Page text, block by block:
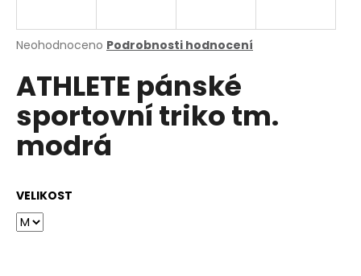
Průměrné
produktu
je
z
5
hvězdiček.
Neohodnoceno Podrobnosti hodnocení
ATHLETE pánské
sportovní triko tm.
modrá
VELIKOST
j
t
?